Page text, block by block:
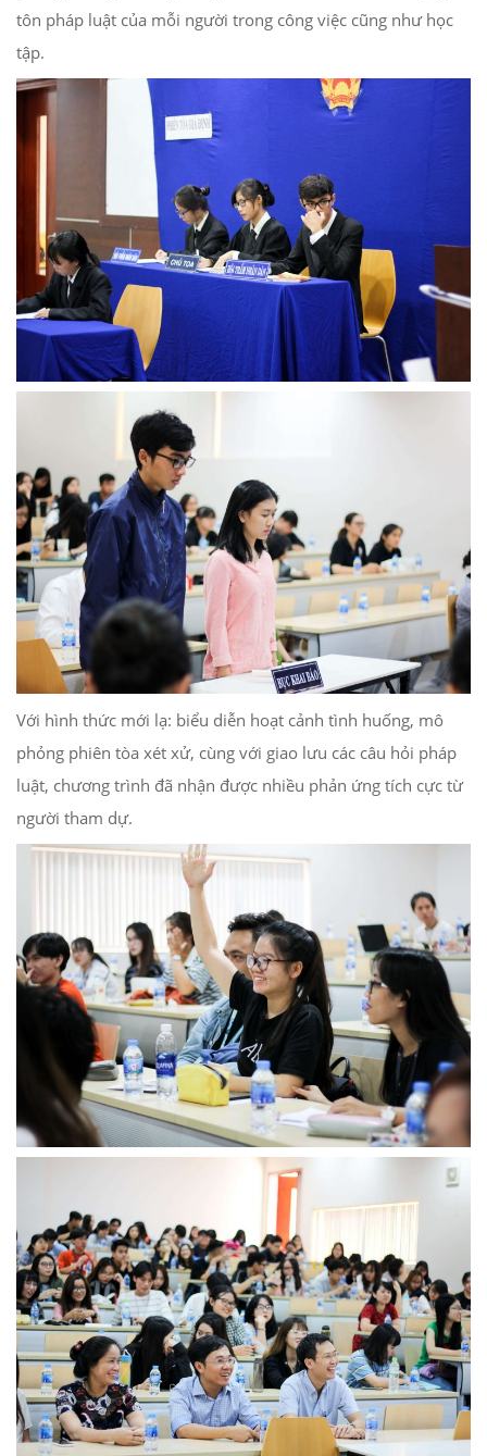
tôn pháp luật của mỗi người trong công việc cũng như học
tập.
Với hình thức mới lạ: biểu diễn hoạt cảnh tình huống, mô
phỏng phiên tòa xét xử, cùng với giao lưu các câu hỏi pháp
luật, chương trình đã nhận được nhiều phản ứng tích cực từ
người tham dự.